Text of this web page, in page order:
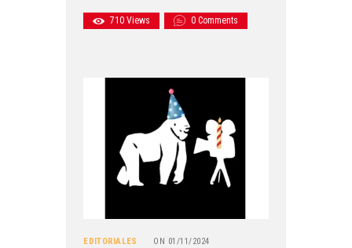
710 Views 0 Comments
EDITORIALES ON 01/11/2024